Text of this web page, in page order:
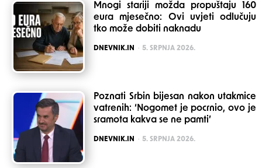
Mnogi stariji možda propuštaju 160
eura mjesečno: Ovi uvjeti odlučuju
tko može dobiti naknadu
POSTED
DNEVNIK.IN 5. SRPNJA 2026.
Poznati Srbin bijesan nakon utakmice
vatrenih: ‘Nogomet je pocrnio, ovo je
sramota kakva se ne pamti’
POSTED
DNEVNIK.IN 5. SRPNJA 2026.